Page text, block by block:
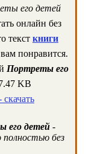
его детей
онлайн без
текст книги
понравится.
Портреты его
KB
детей -
без